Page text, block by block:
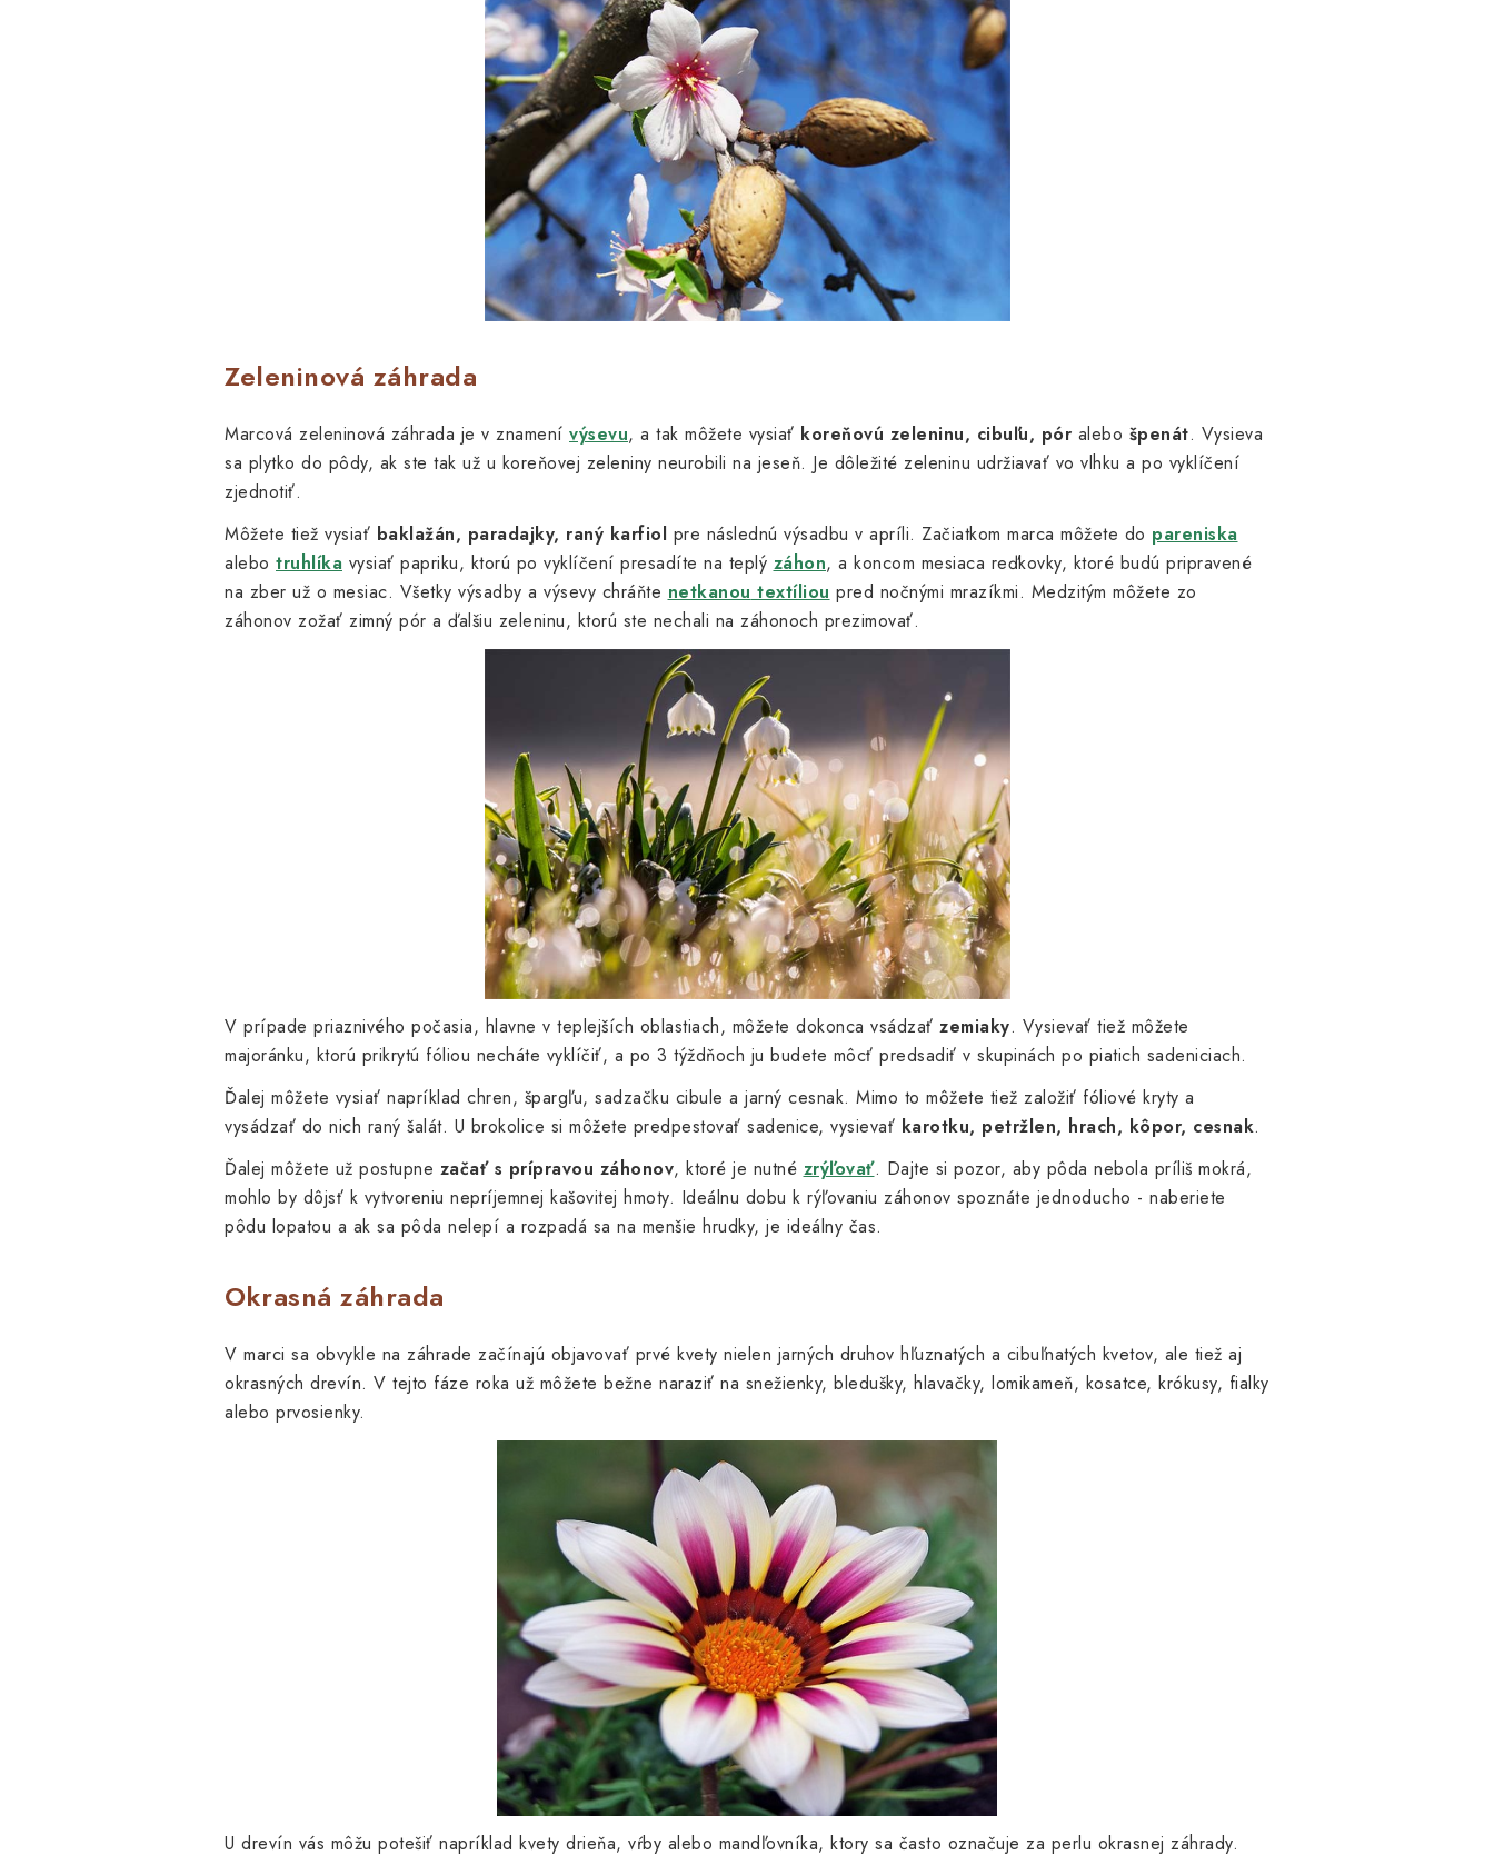
Zeleninová záhrada
Marcová zeleninová záhrada je v znamení výsevu, a tak môžete vysiať koreňovú zeleninu, cibuľu, pór alebo špenát. Vysieva
sa plytko do pôdy, ak ste tak už u koreňovej zeleniny neurobili na jeseň. Je dôležité zeleninu udržiavať vo vlhku a po vyklíčení
zjednotiť.
Môžete tiež vysiať baklažán, paradajky, raný karfiol pre následnú výsadbu v apríli. Začiatkom marca môžete do pareniska
alebo truhlíka vysiať papriku, ktorú po vyklíčení presadíte na teplý záhon, a koncom mesiaca reďkovky, ktoré budú pripravené
na zber už o mesiac. Všetky výsadby a výsevy chráňte netkanou textíliou pred nočnými mrazíkmi. Medzitým môžete zo
záhonov zožať zimný pór a ďalšiu zeleninu, ktorú ste nechali na záhonoch prezimovať.
V prípade priaznivého počasia, hlavne v teplejších oblastiach, môžete dokonca vsádzať zemiaky. Vysievať tiež môžete
majoránku, ktorú prikrytú fóliou necháte vyklíčiť, a po 3 týždňoch ju budete môcť predsadiť v skupinách po piatich sadeniciach.
Ďalej môžete vysiať napríklad chren, špargľu, sadzačku cibule a jarný cesnak. Mimo to môžete tiež založiť fóliové kryty a
vysádzať do nich raný šalát. U brokolice si môžete predpestovať sadenice, vysievať karotku, petržlen, hrach, kôpor, cesnak.
Ďalej môžete už postupne začať s prípravou záhonov, ktoré je nutné zrýľovať. Dajte si pozor, aby pôda nebola príliš mokrá,
mohlo by dôjsť k vytvoreniu nepríjemnej kašovitej hmoty. Ideálnu dobu k rýľovaniu záhonov spoznáte jednoducho - naberiete
pôdu lopatou a ak sa pôda nelepí a rozpadá sa na menšie hrudky, je ideálny čas.
Okrasná záhrada
V marci sa obvykle na záhrade začínajú objavovať prvé kvety nielen jarných druhov hľuznatých a cibuľnatých kvetov, ale tiež aj
okrasných drevín. V tejto fáze roka už môžete bežne naraziť na snežienky, bledušky, hlavačky, lomikameň, kosatce, krókusy, fialky
alebo prvosienky.
U drevín vás môžu potešiť napríklad kvety drieňa, vŕby alebo mandľovníka, ktory sa často označuje za perlu okrasnej záhrady.